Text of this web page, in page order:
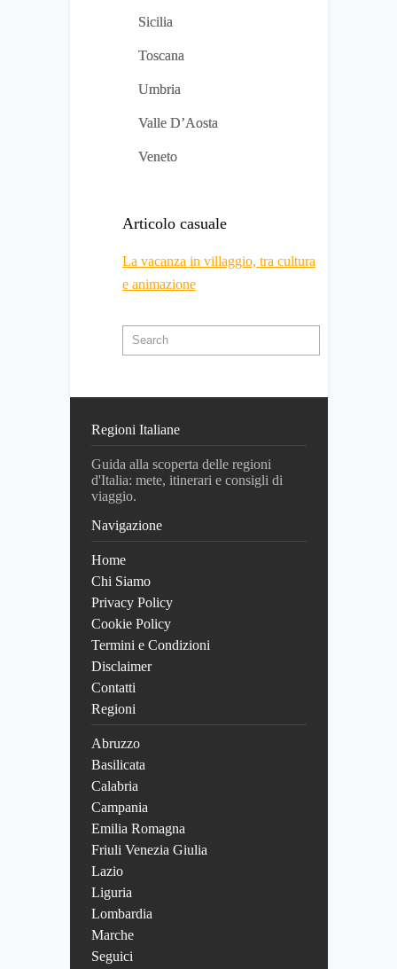
Sicilia
Toscana
Umbria
Valle D’Aosta
Veneto
Articolo casuale
La vacanza in villaggio, tra cultura
e animazione
Regioni Italiane
Guida alla scoperta delle regioni
d'Italia: mete, itinerari e consigli di
viaggio.
Navigazione
Home
Chi Siamo
Privacy Policy
Cookie Policy
Termini e Condizioni
Disclaimer
Contatti
Regioni
Abruzzo
Basilicata
Calabria
Campania
Emilia Romagna
Friuli Venezia Giulia
Lazio
Liguria
Lombardia
Marche
Seguici